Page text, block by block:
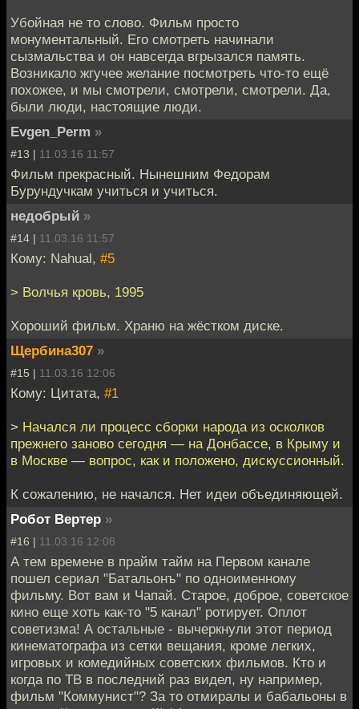
Убойная не то слово. Фильм просто
монументальный. Его смотреть начинали
сызмальства и он навсегда вгрызался память.
Возникало жгучее желание посмотреть что-то ещё
похожее, и мы смотрели, смотрели, смотрели. Да,
были люди, настоящие люди.
Evgen_Perm »
#13 | 11.03.16 11:57
Фильм прекрасный. Нынешним Федорам
Бурундучкам учиться и учиться.
недобрый »
#14 | 11.03.16 11:57
Кому: Nahual, #5
> Волчья кровь, 1995
Хороший фильм. Храню на жёстком диске.
Щербина307 »
#15 | 11.03.16 12:06
Кому: Цитата, #1
> Начался ли процесс сборки народа из осколков
прежнего заново сегодня — на Донбассе, в Крыму и
в Москве — вопрос, как и положено, дискуссионный.
К сожалению, не начался. Нет идеи объединяющей.
Робот Вертер »
#16 | 11.03.16 12:08
А тем времене в прайм тайм на Первом канале
пошел сериал "Батальонъ" по одноименному
фильму. Вот вам и Чапай. Старое, доброе, советское
кино еще хоть как-то "5 канал" ротирует. Оплот
советизма! А остальные - вычеркнули этот период
кинематографа из сетки вещания, кроме легких,
игровых и комедийных советских фильмов. Кто и
когда по ТВ в последний раз видел, ну например,
фильм "Коммунист"? За то отмиралы и бабальоны в